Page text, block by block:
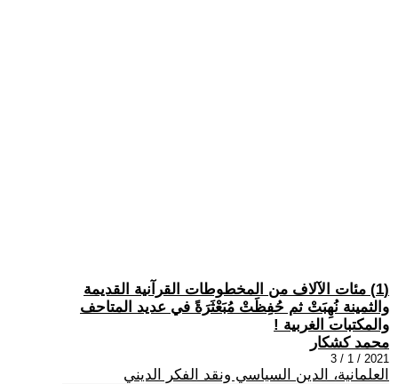
(1) مئات الآلاف من المخطوطات القرآنية القديمة
والثمينة نُهِبَتْ ثم حُفِظَتْ مُبَعْثَرَةً في عديد المتاحف
والمكتبات الغربية !
محمد كشكار
2021 / 1 / 3
العلمانية، الدين السياسي ونقد الفكر الديني